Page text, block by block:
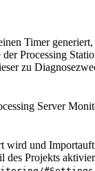
Timer
Processing
zu
Server
wird und
Projekts